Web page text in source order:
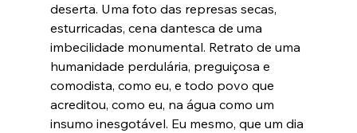
deserta. Uma foto das represas secas,
esturricadas, cena dantesca de uma
imbecilidade monumental. Retrato de uma
humanidade perdulária, preguiçosa e
comodista, como eu, e todo povo que
acreditou, como eu, na água como um
insumo inesgotável. Eu mesmo, que um dia